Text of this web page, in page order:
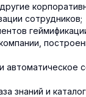
сотрудников;
автоматическое
знаний и